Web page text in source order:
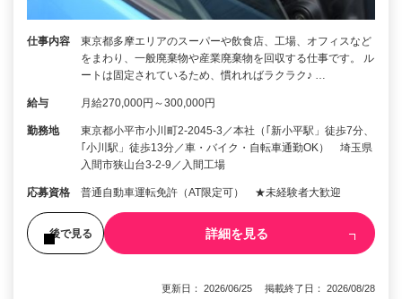
仕事内容
東京都多摩エリアのスーパーや飲食店、工場、オフィスなど
をまわり、一般廃棄物や産業廃棄物を回収する仕事です。 ル
ートは固定されているため、慣れればラクラク♪ …
給与 月給270,000円～300,000円
勤務地
東京都小平市小川町2-2045-3／本社（｢新小平駅」徒歩7分、
｢小川駅」徒歩13分／車・バイク・自転車通勤OK） 埼玉県
入間市狭山台3-2-9／入間工場
応募資格 普通自動車運転免許（AT限定可） ★未経験者大歓迎
後で見る 詳細を見る
更新日： 2026/06/25 掲載終了日： 2026/08/28